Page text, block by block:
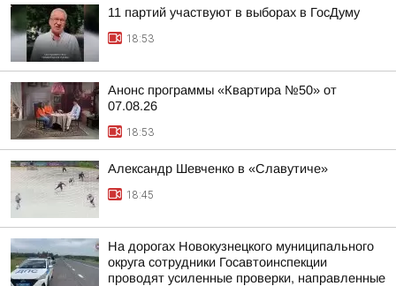
11 партий участвуют в выборах в ГосДуму
18:53
Анонс программы «Квартира №50» от
07.08.26
18:53
Александр Шевченко в «Славутиче»
18:45
На дорогах Новокузнецкого муниципального
округа сотрудники Госавтоинспекции
проводят усиленные проверки, направленные